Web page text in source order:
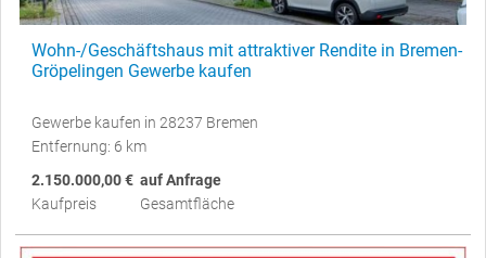
Wohn-/Geschäftshaus mit attraktiver Rendite in Bremen-
Gröpelingen Gewerbe kaufen
Gewerbe kaufen in 28237 Bremen
Entfernung: 6 km
2.150.000,00 €
Kaufpreis
auf Anfrage
Gesamtfläche